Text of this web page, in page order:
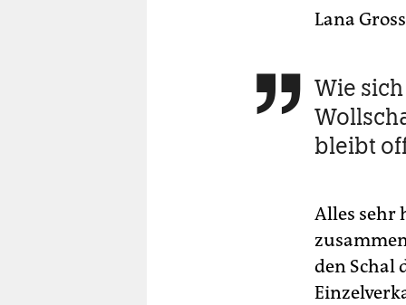
Lana
 Wie
bleibt
Alles sehr
den Schal